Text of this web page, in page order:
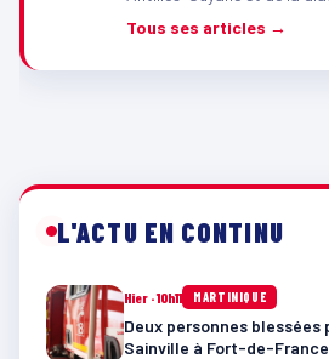
Tous ses articles →
L'ACTU EN CONTINU
Hier · 10h11 MARTINIQUE
Deux personnes blessées
Sainville à Fort-de-France